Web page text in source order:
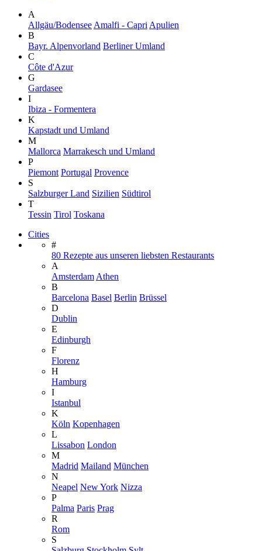
A
Allgäu/Bodensee Amalfi - Capri Apulien
B
Bayr. Alpenvorland Berliner Umland
C
Côte d'Azur
G
Gardasee
I
Ibiza - Formentera
K
Kapstadt und Umland
M
Mallorca Marrakesch und Umland
P
Piemont Portugal Provence
S
Salzburger Land Sizilien Südtirol
T
Tessin Tirol Toskana
Cities
#
80 Rezepte aus unseren liebsten Restaurants
A
Amsterdam Athen
B
Barcelona Basel Berlin Brüssel
D
Dublin
E
Edinburgh
F
Florenz
H
Hamburg
I
Istanbul
K
Köln Kopenhagen
L
Lissabon London
M
Madrid Mailand München
N
Neapel New York Nizza
P
Palma Paris Prag
R
Rom
S